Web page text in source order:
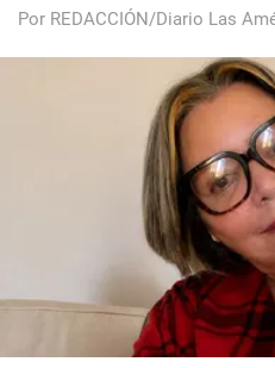
Por REDACCIÓN/Diario Las